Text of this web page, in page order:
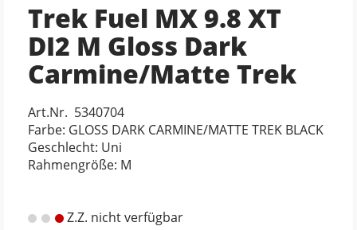
Trek Fuel MX 9.8 XT
DI2 M Gloss Dark
Carmine/Matte Trek
Art.Nr. 5340704
Farbe: GLOSS DARK CARMINE/MATTE TREK BLACK
Geschlecht: Uni
Rahmengröße: M
Z.Z. nicht verfügbar